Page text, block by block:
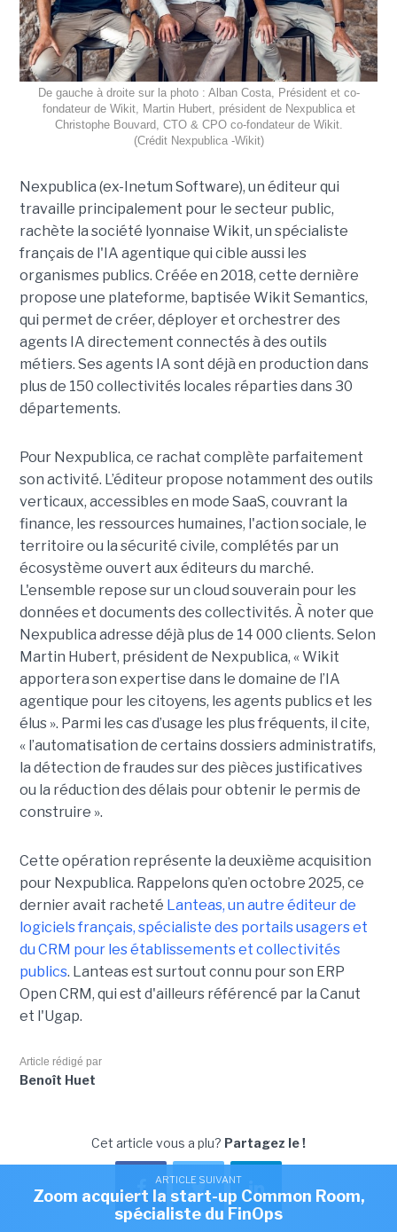
De gauche à droite sur la photo : Alban Costa, Président et co-
fondateur de Wikit, Martin Hubert, président de Nexpublica et
Christophe Bouvard, CTO & CPO co-fondateur de Wikit.
(Crédit Nexpublica -Wikit)
Nexpublica (ex-Inetum Software), un éditeur qui
travaille principalement pour le secteur public,
rachète la société lyonnaise Wikit, un spécialiste
français de l'IA agentique qui cible aussi les
organismes publics. Créée en 2018, cette dernière
propose une plateforme, baptisée Wikit Semantics,
qui permet de créer, déployer et orchestrer des
agents IA directement connectés à des outils
métiers. Ses agents IA sont déjà en production dans
plus de 150 collectivités locales réparties dans 30
départements.
Pour Nexpublica, ce rachat complète parfaitement
son activité. L’éditeur propose notamment des outils
verticaux, accessibles en mode SaaS, couvrant la
finance, les ressources humaines, l'action sociale, le
territoire ou la sécurité civile, complétés par un
écosystème ouvert aux éditeurs du marché.
L'ensemble repose sur un cloud souverain pour les
données et documents des collectivités. À noter que
Nexpublica adresse déjà plus de 14 000 clients. Selon
Martin Hubert, président de Nexpublica, « Wikit
apportera son expertise dans le domaine de l’IA
agentique pour les citoyens, les agents publics et les
élus ». Parmi les cas d’usage les plus fréquents, il cite,
« l’automatisation de certains dossiers administratifs,
la détection de fraudes sur des pièces justificatives
ou la réduction des délais pour obtenir le permis de
construire ».
Cette opération représente la deuxième acquisition
pour Nexpublica. Rappelons qu’en octobre 2025, ce
dernier avait racheté Lanteas, un autre éditeur de
logiciels français, spécialiste des portails usagers et
du CRM pour les établissements et collectivités
publics. Lanteas est surtout connu pour son ERP
Open CRM, qui est d'ailleurs référencé par la Canut
et l'Ugap.
Article rédigé par
Benoît Huet
Cet article vous a plu? Partagez le !
ARTICLE SUIVANT
Zoom acquiert la start-up Common Room,
spécialiste du FinOps